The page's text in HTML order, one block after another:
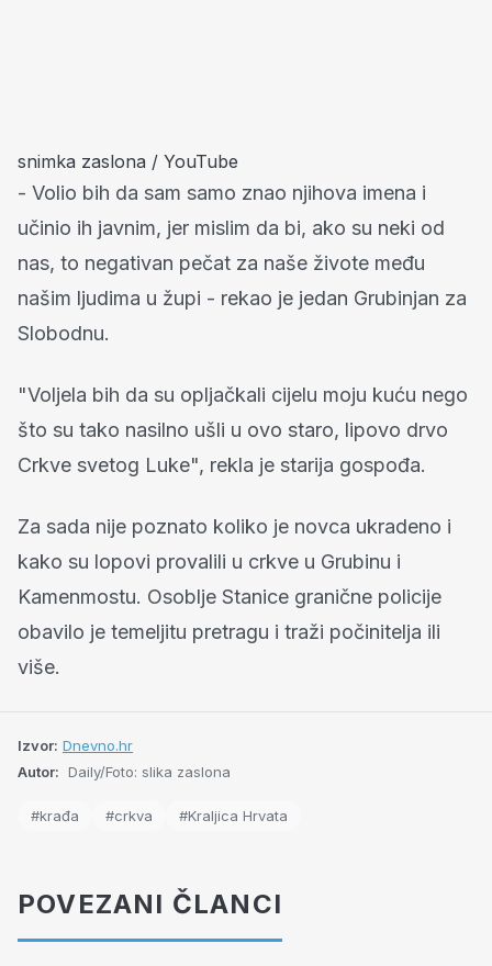
snimka zaslona / YouTube
- Volio bih da sam samo znao njihova imena i
učinio ih javnim, jer mislim da bi, ako su neki od
nas, to negativan pečat za naše živote među
našim ljudima u župi - rekao je jedan Grubinjan za
Slobodnu.
"Voljela bih da su opljačkali cijelu moju kuću nego
što su tako nasilno ušli u ovo staro, lipovo drvo
Crkve svetog Luke", rekla je starija gospođa.
Za sada nije poznato koliko je novca ukradeno i
kako su lopovi provalili u crkve u Grubinu i
Kamenmostu. Osoblje Stanice granične policije
obavilo je temeljitu pretragu i traži počinitelja ili
više.
Izvor: Dnevno.hr
Autor: Daily/Foto: slika zaslona
#krađa #crkva #Kraljica Hrvata
POVEZANI ČLANCI